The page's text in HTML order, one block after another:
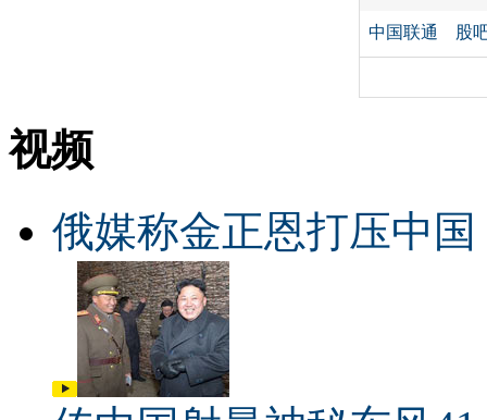
中国联通 股
视频
俄媒称金正恩打压中国